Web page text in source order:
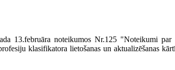
13.februāra noteikumos Nr.125 "Noteikumi
klasifikatora lietošanas un aktualizēšanas